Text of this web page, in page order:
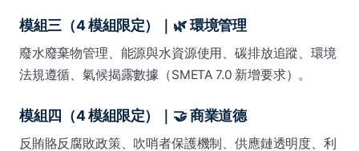
模組三（4 模組限定）｜🌿 環境管理
廢水廢棄物管理、能源與水資源使用、碳排放追蹤、環境
法規遵循、氣候揭露數據（SMETA 7.0 新增要求）。
模組四（4 模組限定）｜🤝 商業道德
反賄賂反腐敗政策、吹哨者保護機制、供應鏈透明度、利